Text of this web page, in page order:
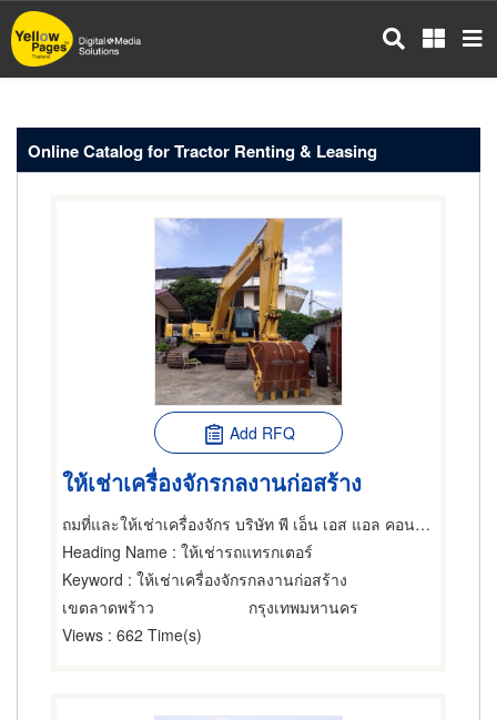
Skip
to
main
Online Catalog for Tractor Renting & Leasing
Add RFQ
ให้เช่าเครื่องจักรกลงานก่อสร้าง
ถมที่และให้เช่าเครื่องจักร บริษัท พี เอ็น เอส แอล คอนสตรัคชั่น จำกัด
Heading Name : ให้เช่ารถแทรกเตอร์
Keyword : ให้เช่าเครื่องจักรกลงานก่อสร้าง
เขตลาดพร้าว
กรุงเทพมหานคร
Views : 662 Time(s)